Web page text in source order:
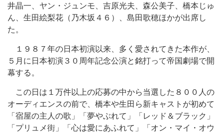
井晶一、ヤン・ジュンモ、吉原光夫、森公美子、橋本じゅ
ん、生田絵梨花（乃木坂４６）、島田歌穂ほかが出席し
た。
１９８７年の日本初演以来、多く愛されてきた本作が、
５月に日本初演３０周年記念公演と銘打って帝国劇場で開
幕する。
この日は１万件以上の応募の中から当選した８００人の
オーディエンスの前で、橋本や生田ら新キャストが初めて
「宿屋の主人の歌」「夢やぶれて」「レッド＆ブラック」
「プリュメ街」「心は愛にあふれて」「オン・マイ・オウ